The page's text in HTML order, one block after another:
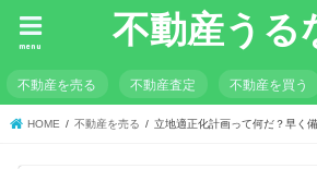
不動産うる
menu
不動産を売る 不動産査定 不動産を買う
HOME 不動産を売る 立地適正化計画って何だ？早く